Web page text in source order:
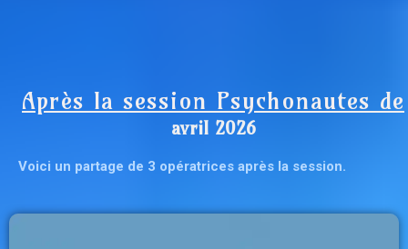
Après la session Psychonautes de
avril 2026
Voici un partage de 3 opératrices après la session.